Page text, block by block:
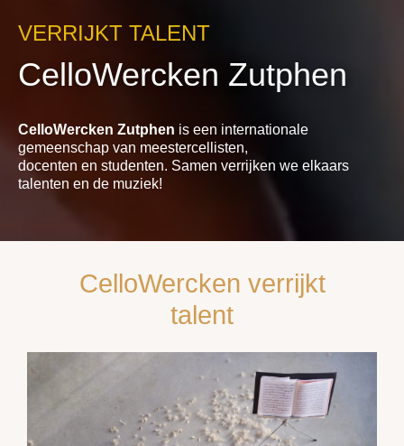
VERRIJKT TALENT
CelloWercken Zutphen
CelloWercken Zutphen is een internationale
gemeenschap van meestercellisten,
docenten en studenten. Samen verrijken we elkaars
talenten en de muziek!
CelloWercken verrijkt
talent